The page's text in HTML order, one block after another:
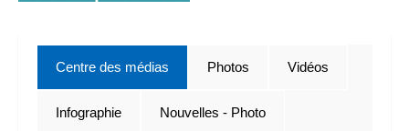
Centre des médias Photos Vidéos
Infographie Nouvelles - Photo